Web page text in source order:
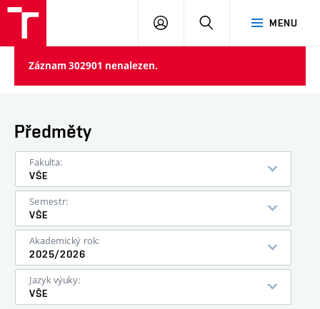
MENU
PŘIHLÁSIT
Záznam 302901 nenalezen.
Předměty
Fakulta:
VŠE
Semestr:
VŠE
Akademický rok:
2025/2026
Jazyk výuky:
VŠE